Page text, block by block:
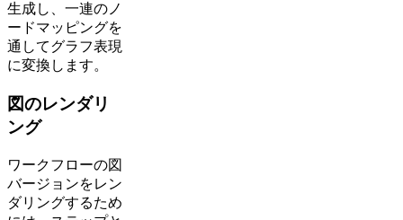
生成し、一連のノ
ードマッピングを
通してグラフ表現
に変換します。
図のレンダリ
ング
ワークフローの図
バージョンをレン
ダリングするため